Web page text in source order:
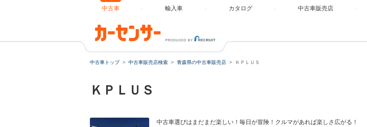
中古車 輸入車 カタログ 中古車販売店
中古車トップ 中古車販売店検索 青森県の中古車販売店 ＫＰＬＵＳ
ＫＰＬＵＳ
中古車選びはまだまだ楽しい！毎日が冒険！クルマがあれば楽しさ広がる！